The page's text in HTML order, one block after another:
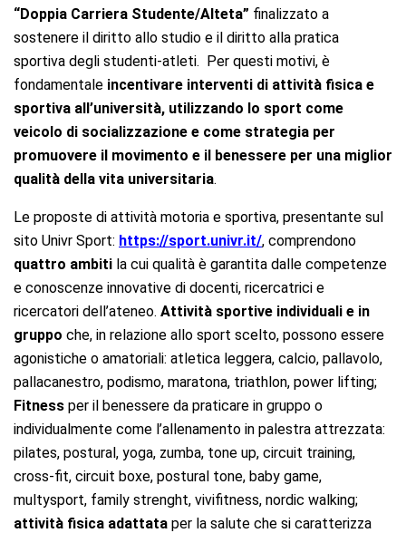
“Doppia Carriera Studente/Alteta” finalizzato a
sostenere il diritto allo studio e il diritto alla pratica
sportiva degli studenti-atleti. Per questi motivi, è
fondamentale incentivare interventi di attività fisica e
sportiva all’università, utilizzando lo sport come
veicolo di socializzazione e come strategia per
promuovere il movimento e il benessere per una miglior
qualità della vita universitaria.
Le proposte di attività motoria e sportiva, presentante sul
sito Univr Sport: https://sport.univr.it/, comprendono
quattro ambiti la cui qualità è garantita dalle competenze
e conoscenze innovative di docenti, ricercatrici e
ricercatori dell’ateneo. Attività sportive individuali e in
gruppo che, in relazione allo sport scelto, possono essere
agonistiche o amatoriali: atletica leggera, calcio, pallavolo,
pallacanestro, podismo, maratona, triathlon, power lifting;
Fitness per il benessere da praticare in gruppo o
individualmente come l’allenamento in palestra attrezzata:
pilates, postural, yoga, zumba, tone up, circuit training,
cross-fit, circuit boxe, postural tone, baby game,
multysport, family strenght, vivifitness, nordic walking;
attività fisica adattata per la salute che si caratterizza